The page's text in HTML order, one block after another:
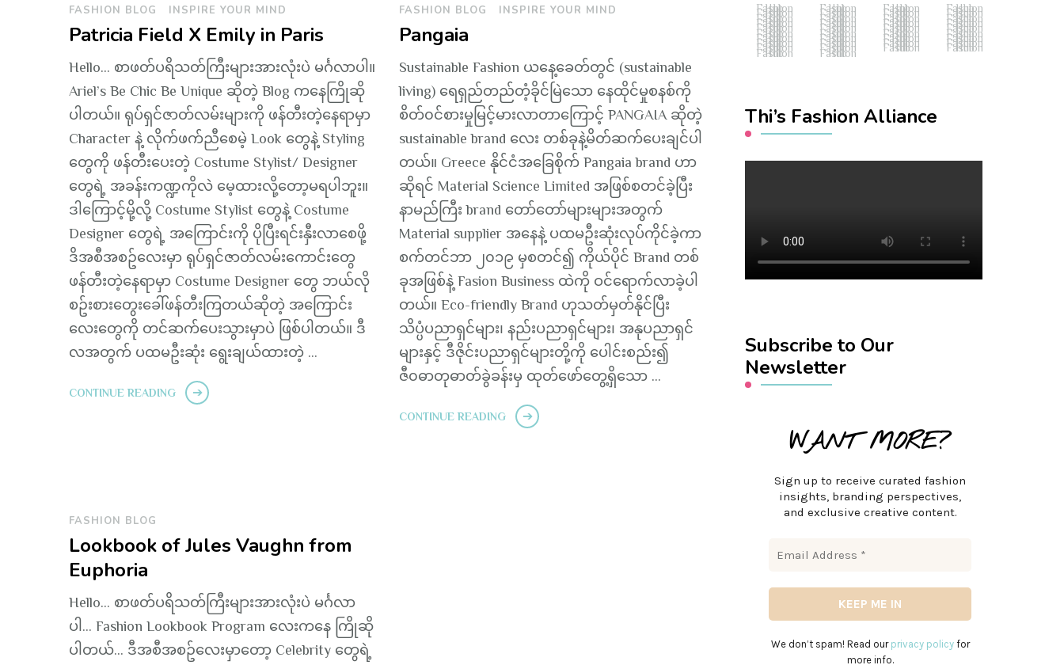
FASHION BLOG INSPIRE YOUR MIND
Patricia Field X Emily in Paris
Hello… စာဖတ်ပရိသတ်ကြီးများအားလုံးပဲ မင်္ဂလာပါ။
Ariel’s Be Chic Be Unique ဆိုတဲ့ Blog ကနေကြိုဆို
ပါတယ်။ ရုပ်ရှင်ဇာတ်လမ်းများကို ဖန်တီးတဲ့နေရာမှာ
Character နဲ့ လိုက်ဖက်ညီစေမဲ့ Look တွေနဲ့ Styling
တွေကို ဖန်တီးပေးတဲ့ Costume Stylist/ Designer
တွေရဲ့ အခန်းကဏ္ဍကိုလဲ မေ့ထားလို့တော့မရပါဘူး။
ဒါကြောင့်မို့လို့ Costume Stylist တွေနဲ့ Costume
Designer တွေရဲ့ အကြောင်းကို ပိုပြီးရင်းနှီးလာစေဖို့
ဒိအစီအစဥ်လေးမှာ ရုပ်ရှင်ဇာတ်လမ်းကောင်းတွေ
ဖန်တီးတဲ့နေရာမှာ Costume Designer တွေ ဘယ်လို
စဥ်းစားတွေးခေါ်ဖန်တီးကြတယ်ဆိုတဲ့ အကြောင်း
လေးတွေကို တင်ဆက်ပေးသွားမှာပဲ ဖြစ်ပါတယ်။ ဒီ
လအတွက် ပထမဦးဆုံး ရွေးချယ်ထားတဲ့ …
CONTINUE READING
FASHION BLOG INSPIRE YOUR MIND
Pangaia
Sustainable Fashion ယနေ့ခေတ်တွင် (sustainable
living) ရေရှည်တည်တံ့ခိုင်မြဲသော နေထိုင်မှုစနစ်ကို
စိတ်၀င်စားမှုမြင့်မားလာတာကြောင့် PANGAIA ဆိုတဲ့
sustainable brand လေး တစ်ခုနဲ့မိတ်ဆက်ပေးချင်ပါ
တယ်။ Greece နိုင်ငံအခြေစိုက် Pangaia brand ဟာ
ဆိုရင် Material Science Limited အဖြစ်စတင်ခဲ့ပြီး
နာမည်ကြီး brand တော်တော်များများအတွက်
Material supplier အနေနဲ့ ပထမဦးဆုံးလုပ်ကိုင်ခဲ့ကာ
စက်တင်ဘာ ၂၀၁၉ မှစတင်၍ ကိုယ်ပိုင် Brand တစ်
ခုအဖြစ်နဲ့ Fasion Business ထဲကို ဝင်ရောက်လာခဲ့ပါ
တယ်။ Eco-friendly Brand ဟုသတ်မှတ်နိုင်ပြီး
သိပ္ပံပညာရှင်များ၊ နည်းပညာရှင်များ၊ အနုပညာရှင်
များနှင့် ဒီဇိုင်းပညာရှင်များတို့ကို ပေါင်းစည်း၍
ဇီ၀ဓာတုဓာတ်ခွဲခန်းမှ ထုတ်ဖော်တွေ့ရှိသော …
CONTINUE READING
FASHION BLOG
Lookbook of Jules Vaughn from
Euphoria
Hello… စာဖတ်ပရိသတ်ကြီးများအားလုံးပဲ မင်္ဂလာ
ပါ… Fashion Lookbook Program လေးကနေ ကြိုဆို
ပါတယ်… ဒီအစီအစဥ်လေးမှာတော့ Celebrity တွေရဲ့
Fashion Hub Fashion Hub Fashion Hub Fashion Hub
Fashion Hub Fashion Hub Fashion Hub Fashion Hub
Fashion Hub Fashion Hub Fashion Hub Fashion Hub
Fashion Hub Fashion Hub Fashion Hub Fashion Hub
Fashion Hub Fashion Hub Fashion Hub Fashion Hub
Fashion Hub Fashion Hub Fashion Hub Fashion Hub
Fashion Hub Fashion Hub Fashion Hub Fashion Hub
Fashion Hub Fashion Hub Fashion Hub Fashion Hub
Fashion Hub Fashion Hub Fashion Hub Fashion Hub
Fashion Hub Fashion Hub
Thi’s Fashion Alliance
Subscribe to Our
Newsletter
WANT MORE?
Sign up to receive curated fashion
insights, branding perspectives,
and exclusive creative content.
We don’t spam! Read our privacy policyfor
more info.